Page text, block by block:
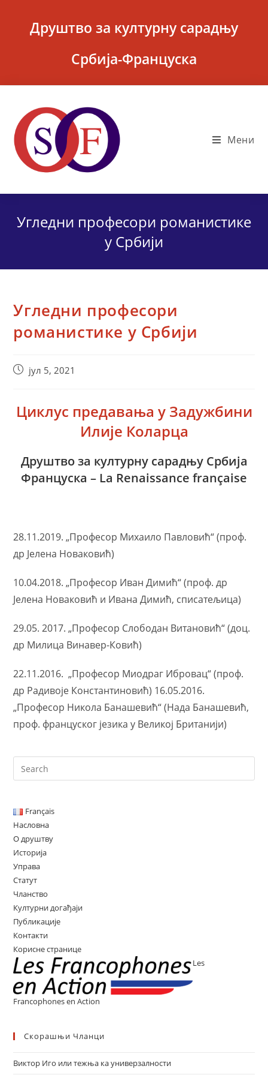
Друштво за културну сарадњу
Србија-Француска
Мени
Угледни професори романистике
у Србији
Угледни професори
романистике у Србији
Postјул 5, 2021
Циклус предавања у Задужбини
Илије Коларца
Друштво за културну сарадњу Србија
Француска – La Renaissance française
28.11.2019. „Професор Михаило Павловић“ (проф.
др Јелена Новаковић)
10.04.2018. „Професор Иван Димић“ (проф. др
Јелена Новаковић и Ивана Димић, списатељица)
29.05. 2017. „Професор Слободан Витановић“ (доц.
др Милица Винавер-Ковић)
22.11.2016. „Професор Миодраг Ибровац“ (проф.
др Радивоје Константиновић) 16.05.2016.
„Професор Никола Банашевић“ (Нада Банашевић,
проф. француског језика у Великој Британији)
Search
for:
Français
Насловна
О друштву
Историја
Управа
Статут
Чланство
Културни догађаји
Публикације
Контакти
Корисне странице
Les
Francophones en Action
Скорашњи Чланци
Виктор Иго или тежња ка универзалности